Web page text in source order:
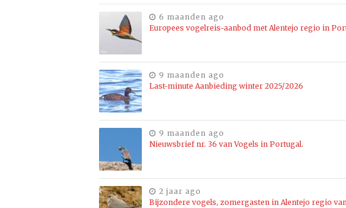
6 maanden ago
Europees vogelreis-aanbod met Alentejo regio in
9 maanden ago
Last-minute Aanbieding winter 2025/2026
9 maanden ago
Nieuwsbrief nr. 36 van Vogels in Portugal.
2 jaar ago
Bijzondere vogels, zomergasten in Alentejo regio